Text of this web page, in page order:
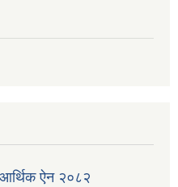
आर्थिक ऐन २०८२